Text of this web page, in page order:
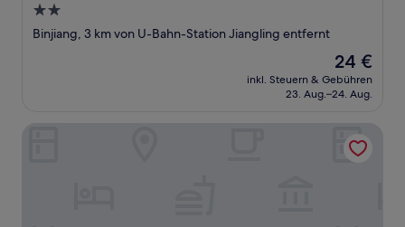
2.0-
Sterne-
Binjiang, 3 km von U-Bahn-Station Jiangling entfernt
Der
Preis
beträgt
24 €
inkl. Steuern & Gebühren
23. Aug.–24. Aug.